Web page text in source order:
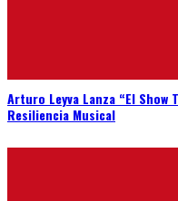
Arturo Leyva Lanza “El Show
Resiliencia Musical